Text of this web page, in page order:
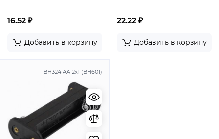
16.52 ₽
Добавить в корзину
22.22 ₽
Добавить в корзину
BH324 AA 2x1 (BH601)